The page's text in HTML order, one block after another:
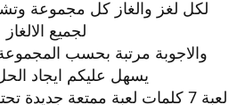
لكل لغز والغاز كل مجموعة
لجميع الالغاز
والاجوبة مرتبة بحسب
يسهل عليكم ايجاد
لعبة 7 كلمات لعبة ممتعة